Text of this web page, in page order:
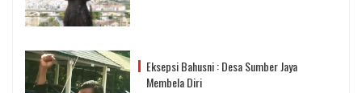
Eksepsi Bahusni : Desa Sumber Jaya
Membela Diri